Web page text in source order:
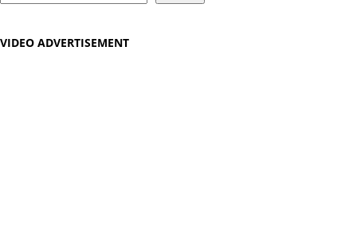
VIDEO ADVERTISEMENT